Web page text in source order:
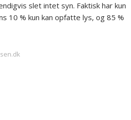
slet intet syn. Faktisk har kun
10 % kun kan opfatte lys, og 85 %